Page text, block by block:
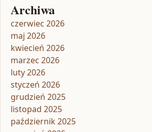
Archiwa
czerwiec 2026
maj 2026
kwiecień 2026
marzec 2026
luty 2026
styczeń 2026
grudzień 2025
listopad 2025
październik 2025